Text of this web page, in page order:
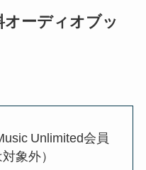
オーディオブッ
Unlimited会員
象外）